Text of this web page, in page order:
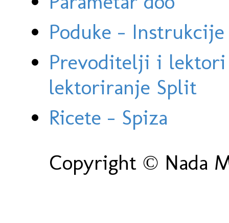
Poduke -
Prevoditelji i
lektoriranje Split
Ricete - Spiza
Copyright © Nada